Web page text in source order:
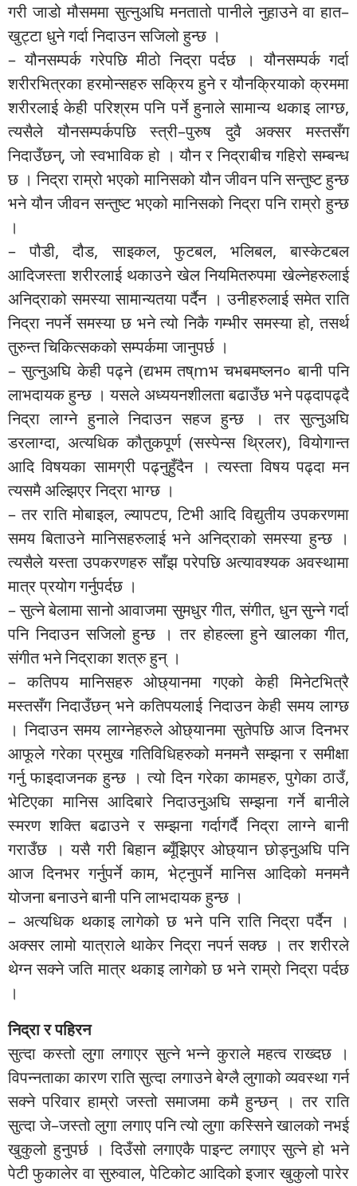
गरी जाडो मौसममा सुत्नुअघि मनतातो पानीले नुहाउने वा हात–
खुट्टा धुने गर्दा निदाउन सजिलो हुन्छ ।
– यौनसम्पर्क गरेपछि मीठो निद्रा पर्दछ । यौनसम्पर्क गर्दा
शरीरभित्रका हरमोन्सहरु सक्रिय हुने र यौनक्रियाको क्रममा
शरीरलाई केही परिश्रम पनि पर्ने हुनाले सामान्य थकाइ लाग्छ,
त्यसैले यौनसम्पर्कपछि स्त्री–पुरुष दुवै अक्सर मस्तसँग
निदाउँछन्, जो स्वभाविक हो । यौन र निद्राबीच गहिरो सम्बन्ध
छ । निद्रा राम्रो भएको मानिसको यौन जीवन पनि सन्तुष्ट हुन्छ
भने यौन जीवन सन्तुष्ट भएको मानिसको निद्रा पनि राम्रो हुन्छ
।
– पौडी, दौड, साइकल, फुटबल, भलिबल, बास्केटबल
आदिजस्ता शरीरलाई थकाउने खेल नियमितरुपमा खेल्नेहरुलाई
अनिद्राको समस्या सामान्यतया पर्दैन । उनीहरुलाई समेत राति
निद्रा नपर्ने समस्या छ भने त्यो निकै गम्भीर समस्या हो, तसर्थ
तुरुन्त चिकित्सकको सम्पर्कमा जानुपर्छ ।
– सुत्नुअघि केही पढ्ने (द्यभम तष्mभ चभबमष्लन० बानी पनि
लाभदायक हुन्छ । यसले अध्ययनशीलता बढाउँछ भने पढ्दापढ्दै
निद्रा लाग्ने हुनाले निदाउन सहज हुन्छ । तर सुत्नुअघि
डरलाग्दा, अत्यधिक कौतुकपूर्ण (सस्पेन्स थ्रिलर), वियोगान्त
आदि विषयका सामग्री पढ्नुहुँदैन । त्यस्ता विषय पढ्दा मन
त्यसमै अल्झिएर निद्रा भाग्छ ।
– तर राति मोबाइल, ल्यापटप, टिभी आदि विद्युतीय उपकरणमा
समय बिताउने मानिसहरुलाई भने अनिद्राको समस्या हुन्छ ।
त्यसैले यस्ता उपकरणहरु साँझ परेपछि अत्यावश्यक अवस्थामा
मात्र प्रयोग गर्नुपर्दछ ।
– सुत्ने बेलामा सानो आवाजमा सुमधुर गीत, संगीत, धुन सुन्ने गर्दा
पनि निदाउन सजिलो हुन्छ । तर होहल्ला हुने खालका गीत,
संगीत भने निद्राका शत्रु हुन् ।
– कतिपय मानिसहरु ओछ्यानमा गएको केही मिनेटभित्रै
मस्तसँग निदाउँछन् भने कतिपयलाई निदाउन केही समय लाग्छ
। निदाउन समय लाग्नेहरुले ओछ्यानमा सुतेपछि आज दिनभर
आफूले गरेका प्रमुख गतिविधिहरुको मनमनै सम्झना र समीक्षा
गर्नु फाइदाजनक हुन्छ । त्यो दिन गरेका कामहरु, पुगेका ठाउँ,
भेटिएका मानिस आदिबारे निदाउनुअघि सम्झना गर्ने बानीले
स्मरण शक्ति बढाउने र सम्झना गर्दागर्दै निद्रा लाग्ने बानी
गराउँछ । यसै गरी बिहान ब्यूँझिएर ओछ्यान छोड्नुअघि पनि
आज दिनभर गर्नुपर्ने काम, भेट्नुपर्ने मानिस आदिको मनमनै
योजना बनाउने बानी पनि लाभदायक हुन्छ ।
– अत्यधिक थकाइ लागेको छ भने पनि राति निद्रा पर्दैन ।
अक्सर लामो यात्राले थाकेर निद्रा नपर्न सक्छ । तर शरीरले
थेग्न सक्ने जति मात्र थकाइ लागेको छ भने राम्रो निद्रा पर्दछ
।
निद्रा र पहिरन
सुत्दा कस्तो लुगा लगाएर सुत्ने भन्ने कुराले महत्व राख्दछ ।
विपन्नताका कारण राति सुत्दा लगाउने बेग्लै लुगाको व्यवस्था गर्न
सक्ने परिवार हाम्रो जस्तो समाजमा कमै हुन्छन् । तर राति
सुत्दा जे–जस्तो लुगा लगाए पनि त्यो लुगा कस्सिने खालको नभई
खुकुलो हुनुपर्छ । दिउँसो लगाएकै पाइन्ट लगाएर सुत्ने हो भने
पेटी फुकालेर वा सुरुवाल, पेटिकोट आदिको इजार खुकुलो पारेर